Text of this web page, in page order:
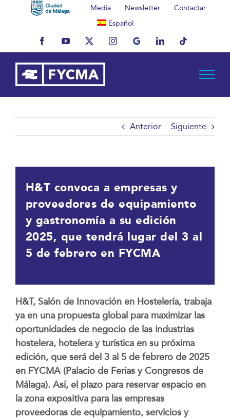
Media Newsletter
Contactar
Español
FacebookYouTubeX InstagramMyBusinessLinkedInTiktok
Anterior Siguiente
H&T convoca a empresas y
proveedores de equipamiento
y gastronomía a su edición
2025, que tendrá lugar del 3 al
5 de febrero en FYCMA
H&T, Salón de Innovación en Hostelería, trabaja
ya en una propuesta global para maximizar las
oportunidades de negocio de las industrias
hostelera, hotelera y turística en su próxima
edición, que será del 3 al 5 de febrero de 2025
en FYCMA (Palacio de Ferias y Congresos de
Málaga). Así, el plazo para reservar espacio en
la zona expositiva para las empresas
proveedoras de equipamiento, servicios y